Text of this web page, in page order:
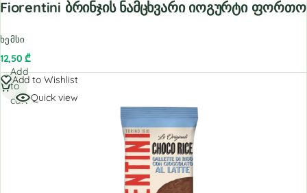
Fiorentini Ბრინჯის Ნამცხვარი Იოგურტი
ხემსი
12,50₾
Add to Wishlist
Quick view
Add
to
cart